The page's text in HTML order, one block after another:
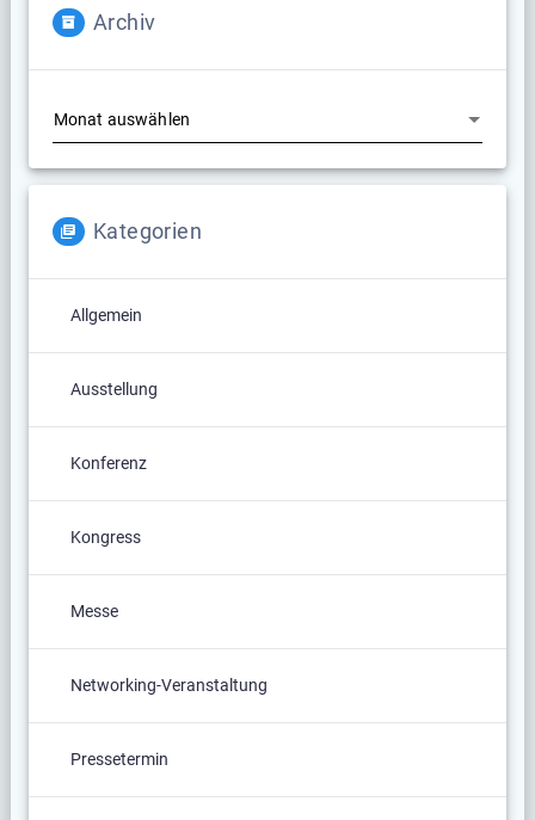
Archiv
Kategorien
Allgemein
Ausstellung
Konferenz
Kongress
Messe
Networking-Veranstaltung
Pressetermin